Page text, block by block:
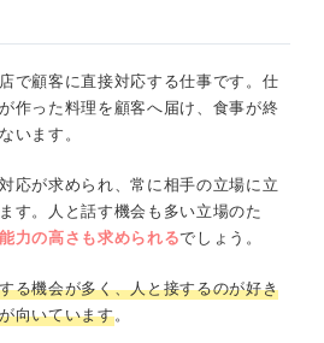
で顧客に直接対応する仕事です。仕
作った料理を顧客へ届け、食事が終
います。
応が求められ、常に相手の立場に立
す。人と話す機会も多い立場のた
力の高さも求められるでしょう。
る機会が多く、人と接するのが好き
向いています。